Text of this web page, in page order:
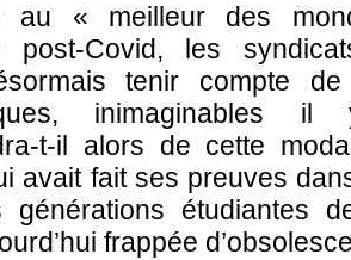
au « meilleur des
post-Covid, les
tenir compte
inimaginables
t-il alors de cette
avait fait ses preuves
générations étudiantes
frappée